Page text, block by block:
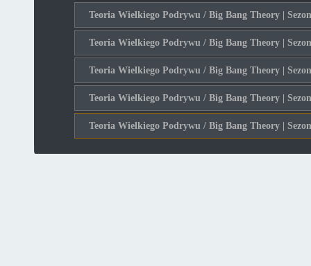
Teoria Wielkiego Podrywu / Big Bang Theory |
Teoria Wielkiego Podrywu / Big Bang Theory |
Teoria Wielkiego Podrywu / Big Bang Theory |
Teoria Wielkiego Podrywu / Big Bang Theory |
Teoria Wielkiego Podrywu / Big Bang Theory |